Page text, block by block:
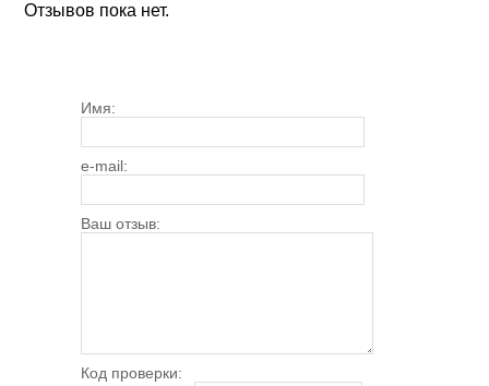
Отзывов пока нет.
Имя:
e-mail:
Ваш отзыв:
Код проверки: